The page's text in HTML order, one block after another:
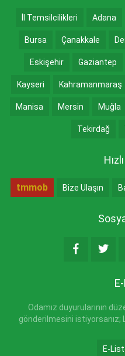
İl Temsilcilikleri Adana
Bursa Çanakkale
Eskişehir Gaziantep
Kayseri Kahramanmaraş
Manisa Mersin Muğla
Tekirdağ
tmmob Bize Ulaşın
Odamız duyurularının
gönderilmesini
E-